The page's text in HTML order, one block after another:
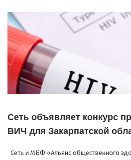
Сеть объявляет конкурс
ВИЧ для Закарпатской
Сеть и МБФ «Альянс общественного